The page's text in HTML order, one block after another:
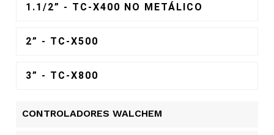
1.1/2” - TC-X400 NO METÁLICO
2” - TC-X500
3” - TC-X800
CONTROLADORES WALCHEM